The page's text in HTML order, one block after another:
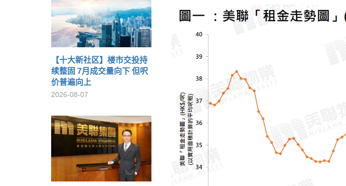
【十大新社区】楼市交投持
续整固 7月成交量向下 但呎
价普遍向上
2026-08-07